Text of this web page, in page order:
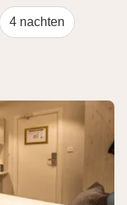
4 nachten